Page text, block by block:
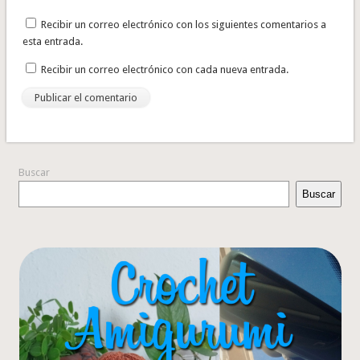
Recibir un correo electrónico con los siguientes comentarios a
esta entrada.
Recibir un correo electrónico con cada nueva entrada.
Buscar
Buscar